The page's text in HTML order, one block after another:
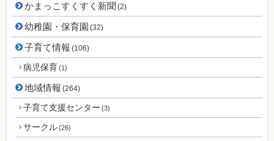
かまっこすくすく新聞 (2)
幼稚園・保育園 (32)
子育て情報 (106)
病児保育(1)
地域情報 (264)
子育て支援センター (3)
サークル(26)